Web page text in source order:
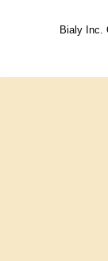
Bialy Inc.